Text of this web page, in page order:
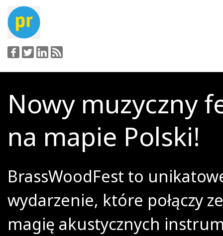
Nowy muzyczny
na mapie Polski!
BrassWoodFest to
wydarzenie, które połączy
magię akustycznych